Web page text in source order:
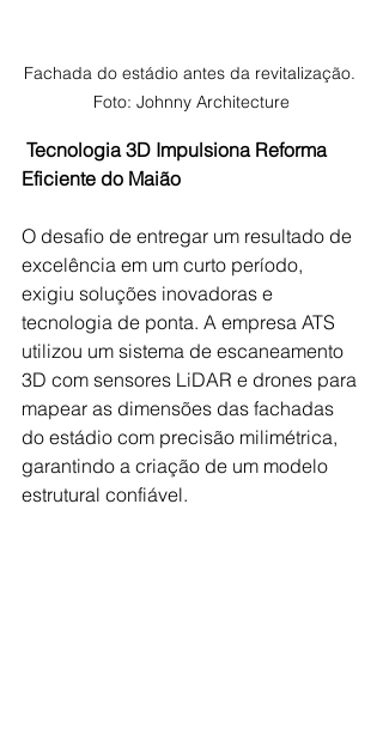
Fachada do estádio antes da revitalização.
Foto: Johnny Architecture
Tecnologia 3D Impulsiona Reforma
Eficiente do Maião
O desafio de entregar um resultado de
excelência em um curto período,
exigiu soluções inovadoras e
tecnologia de ponta. A empresa ATS
utilizou um sistema de escaneamento
3D com sensores LiDAR e drones para
mapear as dimensões das fachadas
do estádio com precisão milimétrica,
garantindo a criação de um modelo
estrutural confiável.